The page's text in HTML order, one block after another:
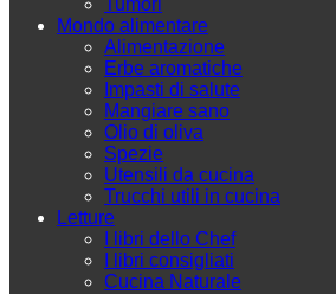
Mondo alimentare
Alimentazione
Erbe aromatiche
Impasti di salute
Mangiare sano
Olio di oliva
Spezie
Utensili da cucina
Trucchi utili in cucina
Letture
I libri dello Chef
I libri consigliati
Cucina Naturale